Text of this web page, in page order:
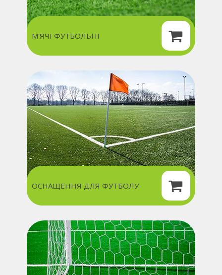
М'ЯЧІ ФУТБОЛЬНІ
ОСНАЩЕННЯ ДЛЯ ФУТБОЛУ